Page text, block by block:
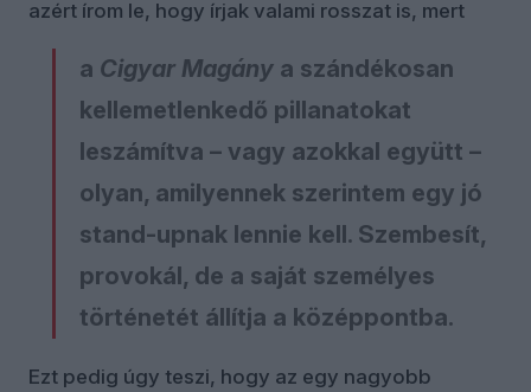
azért írom le, hogy írjak valami rosszat is, mert
a Cigyar Magány a szándékosan
kellemetlenkedő pillanatokat
leszámítva – vagy azokkal együtt –
olyan, amilyennek szerintem egy jó
stand-upnak lennie kell. Szembesít,
provokál, de a saját személyes
történetét állítja a középpontba.
Ezt pedig úgy teszi, hogy az egy nagyobb